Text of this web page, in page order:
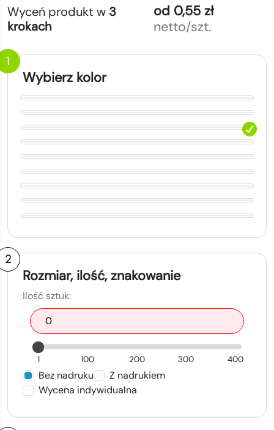
Wyceń produkt w 3
krokach
od 0,55 zł
netto/szt.
1
Wybierz kolor
2
Rozmiar, ilość, znakowanie
Ilość sztuk:
1 100 200 300 400
Bez nadruku
Z nadrukiem
Wycena indywidualna